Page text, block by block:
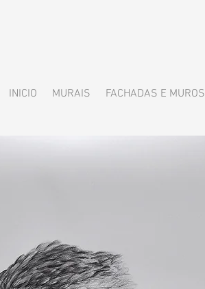
INICIO MURAIS FACHADAS E MUROS